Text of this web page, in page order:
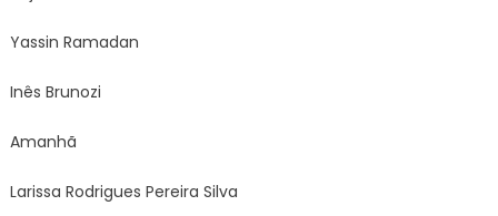
Yassin Ramadan
Inês Brunozi
Amanhã
Larissa Rodrigues Pereira Silva